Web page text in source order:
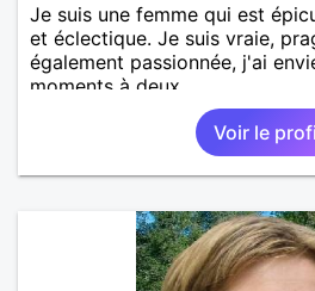
Je suis une femme qui est
et éclectique. Je suis vraie,
également passionnée, j'ai
moments à deux.
Voir le